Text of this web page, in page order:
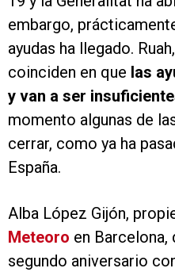
embargo,
ayudas ha llegado.
coinciden en que las
y van a ser
momento algunas de
cerrar, como ya ha
España.
Alba López Gijón,
Meteoro en Barcelona,
segundo aniversario